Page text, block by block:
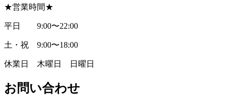
★営業時間★
平日 9:00〜22:00
土・祝 9:00〜18:00
休業日 木曜日 日曜日
お問い合わせ